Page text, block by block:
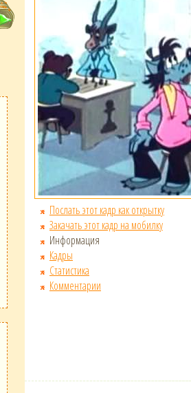
Послать этот кадр как открытку
Закачать этот кадр на мобилку
Информация
Кадры
Статистика
Комментарии